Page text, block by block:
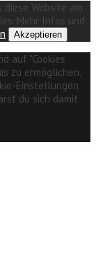
Website am
Mehr Infos und
Akzeptieren
auf "Cookies
zu ermöglichen.
Einstellungen
du sich damit